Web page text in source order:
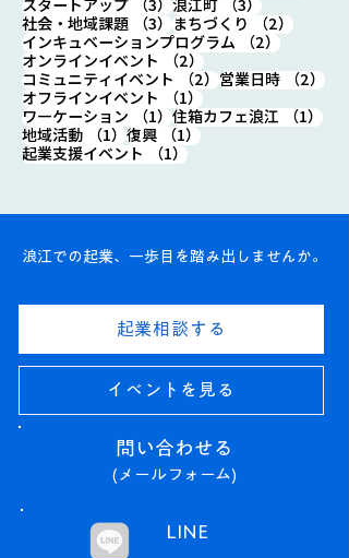
スタートアップ
（3）3件の記事
浪江町 （3）3件の記事
社会・地域課題
（3）3件の記事
まちづくり （2）2件の記
インキュベーションプログラム
（2）2件の記事
オンラインイベント
（2）2件の記事
コミュニティイベント
（2）2件の記事
営業日時 （2）2件
オフラインイベント
（1）1件の記事
ワ―ケーション
（1）1件の記事
住箱カフェ浪江 （1）1件
地域活動
（1）1件の記事
復興 （1）1件の記事
起業支援イベント
（1）1件の記事
浪江での起業、一歩目を踏み出しませんか。
起業相談する
イベントを見る
(メールフォーム)
問い合わせる​
LINE